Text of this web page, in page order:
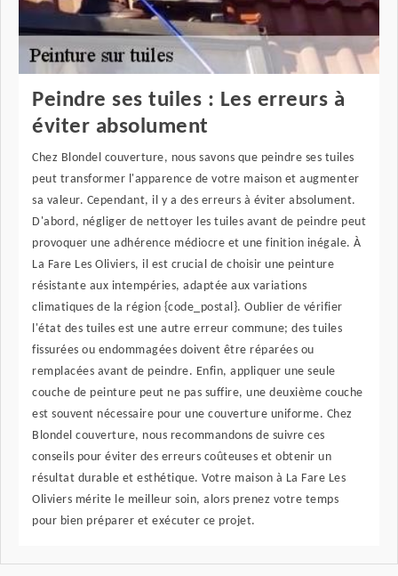
Peindre ses tuiles : Les erreurs à
éviter absolument
Chez Blondel couverture, nous savons que peindre ses tuiles
peut transformer l'apparence de votre maison et augmenter
sa valeur. Cependant, il y a des erreurs à éviter absolument.
D'abord, négliger de nettoyer les tuiles avant de peindre peut
provoquer une adhérence médiocre et une finition inégale. À
La Fare Les Oliviers, il est crucial de choisir une peinture
résistante aux intempéries, adaptée aux variations
climatiques de la région {code_postal}. Oublier de vérifier
l'état des tuiles est une autre erreur commune; des tuiles
fissurées ou endommagées doivent être réparées ou
remplacées avant de peindre. Enfin, appliquer une seule
couche de peinture peut ne pas suffire, une deuxième couche
est souvent nécessaire pour une couverture uniforme. Chez
Blondel couverture, nous recommandons de suivre ces
conseils pour éviter des erreurs coûteuses et obtenir un
résultat durable et esthétique. Votre maison à La Fare Les
Oliviers mérite le meilleur soin, alors prenez votre temps
pour bien préparer et exécuter ce projet.